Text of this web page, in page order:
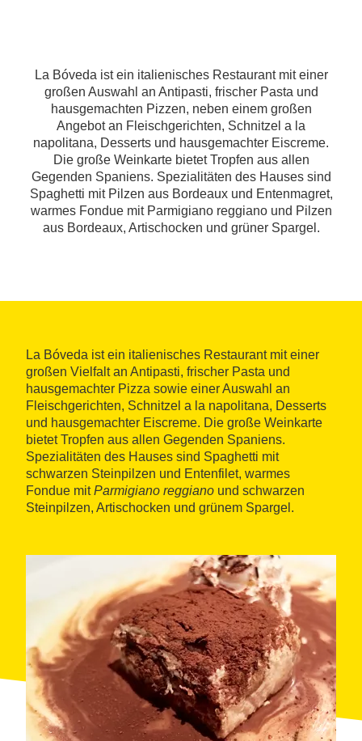
La Bóveda ist ein italienisches Restaurant mit einer
großen Auswahl an Antipasti, frischer Pasta und
hausgemachten Pizzen, neben einem großen
Angebot an Fleischgerichten, Schnitzel a la
napolitana, Desserts und hausgemachter Eiscreme.
Die große Weinkarte bietet Tropfen aus allen
Gegenden Spaniens. Spezialitäten des Hauses sind
Spaghetti mit Pilzen aus Bordeaux und Entenmagret,
warmes Fondue mit Parmigiano reggiano und Pilzen
aus Bordeaux, Artischocken und grüner Spargel.
La Bóveda ist ein italienisches Restaurant mit einer
großen Vielfalt an Antipasti, frischer Pasta und
hausgemachter Pizza sowie einer Auswahl an
Fleischgerichten, Schnitzel a la napolitana, Desserts
und hausgemachter Eiscreme. Die große Weinkarte
bietet Tropfen aus allen Gegenden Spaniens.
Spezialitäten des Hauses sind Spaghetti mit
schwarzen Steinpilzen und Entenfilet, warmes
Fondue mitParmigiano reggiano und schwarzen
Steinpilzen, Artischocken und grünem Spargel.